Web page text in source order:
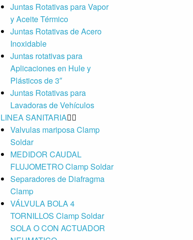
Juntas Rotativas para Vapor
y Aceite Térmico
Juntas Rotativas de Acero
Inoxidable
Juntas rotativas para
Aplicaciones en Hule y
Plásticos de 3″
Juntas Rotativas para
Lavadoras de Vehículos
LINEA SANITARIA
Valvulas mariposa Clamp
Soldar
MEDIDOR CAUDAL
FLUJOMETRO Clamp Soldar
Separadores de Diafragma
Clamp
VÁLVULA BOLA 4
TORNILLOS Clamp Soldar
SOLA O CON ACTUADOR